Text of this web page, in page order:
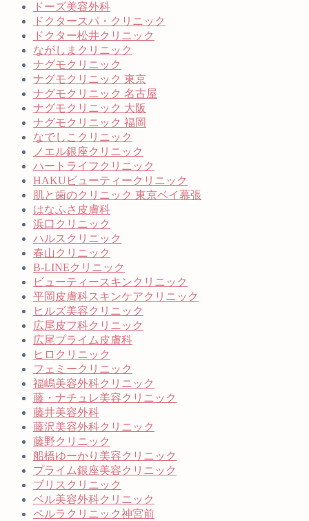
ドーズ美容外科
ドクタースパ・クリニック
ドクター松井クリニック
ながしまクリニック
ナグモクリニック
ナグモクリニック 東京
ナグモクリニック 名古屋
ナグモクリニック 大阪
ナグモクリニック 福岡
なでしこクリニック
ノエル銀座クリニック
ハートライフクリニック
HAKUビューティークリニック
肌と歯のクリニック 東京ベイ幕張
はなふさ皮膚科
浜口クリニック
ハルスクリニック
春山クリニック
B-LINEクリニック
ビューティースキンクリニック
平岡皮膚科スキンケアクリニック
ヒルズ美容クリニック
広尾皮フ科クリニック
広尾プライム皮膚科
ヒロクリニック
フェミークリニック
福嶋美容外科クリニック
藤・ナチュレ美容クリニック
藤井美容外科
藤沢美容外科クリニック
藤野クリニック
船橋ゆーかり美容クリニック
プライム銀座美容クリニック
ブリスクリニック
ベル美容外科クリニック
ペルラクリニック神宮前